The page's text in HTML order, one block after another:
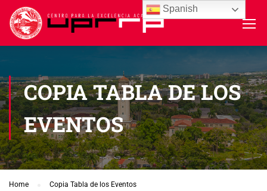
COPIA TABLA DE LOS
EVENTOS
Home Copia Tabla de los Eventos
Spanish